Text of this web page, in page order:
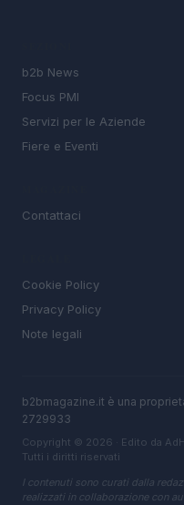
b2b News
Focus PMI
Servizi per le Aziende
Fiere e Eventi
Contattaci
Cookie Policy
Privacy Policy
Note legali
b2bmagazine.it è una
2729933
Copyright © 2026 · Edito da
Tutti i diritti riservati
I contenuti sono curati dalla
realizzati in collaborazione con